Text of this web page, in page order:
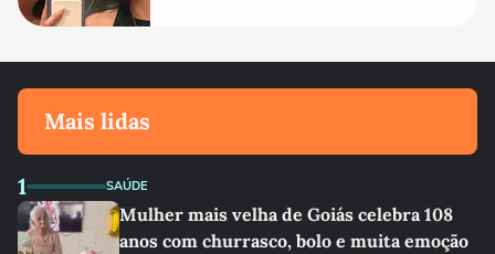
Mais lidas
1 SAÚDE
Mulher mais velha de Goiás celebra 108
anos com churrasco, bolo e muita emoção